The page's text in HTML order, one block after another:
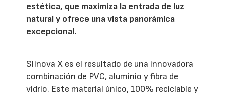
estética, que maximiza la entrada de luz
natural y ofrece una vista panorámica
excepcional.
Slinova X es el resultado de una innovadora
combinación de PVC, aluminio y fibra de
vidrio. Este material único, 100% reciclable y